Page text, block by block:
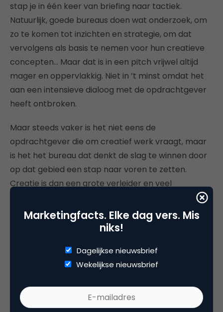
stap je in één keer van briefing naar tactiek.
Natuurlijk, goede bureaus doen wat onderzoek, om
zo te komen tot inzichten en strategie, om dat
vervolgens als basis te nemen voor hun creatieve
concepten… Maar dat is in een pitch vrijwel altijd
mager en oppervlakkig. Niet in ’t minst omdat het
aan een intensieve dialoog met de opdrachtgever
heeft ontbroken.
Maar steeds vaker is het niet eens de
opdrachtgever die om creatief werk vraagt, maar
is het het bureau dat denkt de slag te winnen door
op dat gebied een stap naar voren te zetten.
Creatie is dan een grote verleider en veel
marketeers laten zich daar – helaas – makkelijk
door afleiden.
Gelukkig begrijpen steeds meer opdrachtgevers
samenwerking de belangrijkste selectiecriteria zijn.
Heel soms zie je nu pitches waar de bureaus een
Marketingfacts. Elke dag vers. Mis
niks!
Dagelijkse nieuwsbrief
Wekelijkse nieuwsbrief